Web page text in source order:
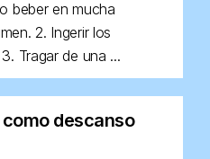
beber en mucha
2. Ingerir los
Tragar de una ...
descanso